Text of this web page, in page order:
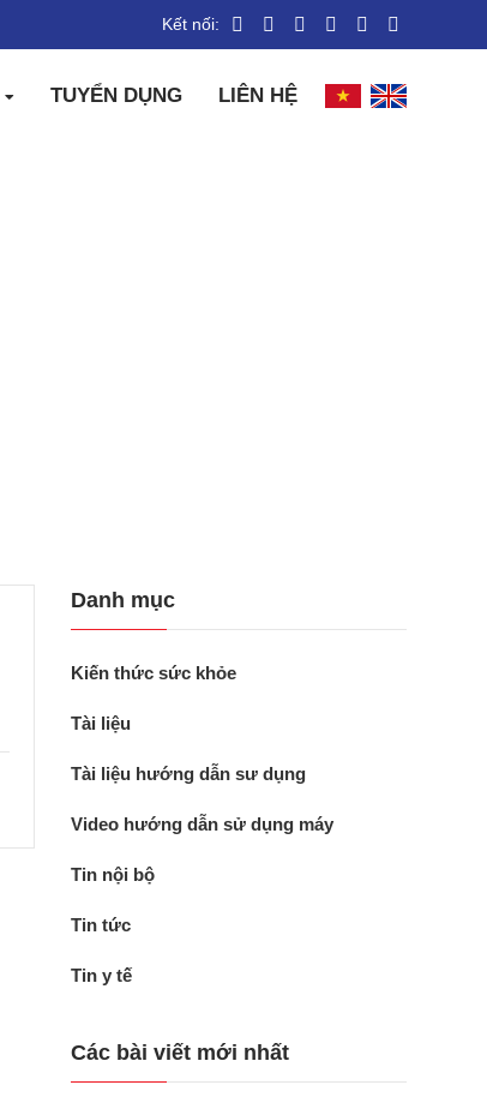
Kết nối:
TUYỂN DỤNG LIÊN HỆ
Danh mục
Kiến thức sức khỏe
Tài liệu
Tài liệu hướng dẫn sư dụng
Video hướng dẫn sử dụng máy
Tin nội bộ
Tin tức
Tin y tế
Các bài viết mới nhất